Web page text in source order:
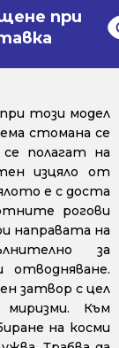
при
този модел
стомана се
полагат на
изцяло от
е с доста
рогови
направата на
за
отводняване.
затвор с цел
Към
на косми